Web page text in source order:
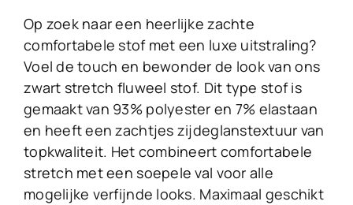
Op zoek naar een heerlijke zachte
comfortabele stof met een luxe uitstraling?
Voel de touch en bewonder de look van ons
zwart stretch fluweel stof. Dit type stof is
gemaakt van 93% polyester en 7% elastaan
en heeft een zachtjes zijdeglanstextuur van
topkwaliteit. Het combineert comfortabele
stretch met een soepele val voor alle
mogelijke verfijnde looks. Maximaal geschikt